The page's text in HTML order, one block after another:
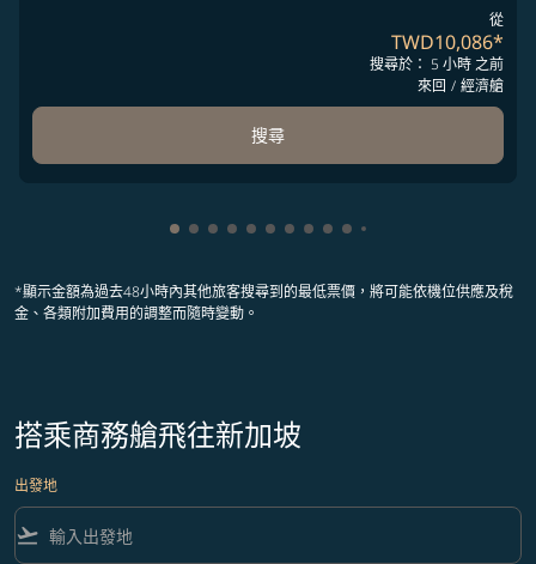
從
TWD10,086*
搜尋於： 5 小時 之前
來回 / 經濟艙
搜尋
顯示 cmp-pagination-showing-card 1
顯示 cmp-pagination-showing-card 2
顯示 cmp-pagination-showing-card
顯示 cmp-pagination-showing-
顯示 cmp-pagination-showing-
顯示 cmp-pagination-
顯示 cmp-pagination-
顯示 cmp-pagination-
顯示 cmp-pagination-
顯示 cmp-
*顯示金額為過去48小時內其他旅客搜尋到的最低票價，將可能依機位供應及稅
金、各類附加費用的調整而隨時變動。
搭乘商務艙飛往新加坡
出發地
flight_takeoff